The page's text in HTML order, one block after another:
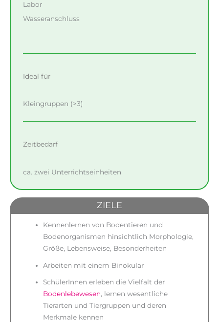
Labor
Wasseranschluss
Ideal für
Kleingruppen (>3)
Zeitbedarf
ca. zwei Unterrichtseinheiten
ZIELE
Kennenlernen von Bodentieren und
Bodenorganismen hinsichtlich Morphologie,
Größe, Lebensweise, Besonderheiten
Arbeiten mit einem Binokular
SchülerInnen erleben die Vielfalt der
Bodenlebewesen, lernen wesentliche
Tierarten und Tiergruppen und deren
Merkmale kennen